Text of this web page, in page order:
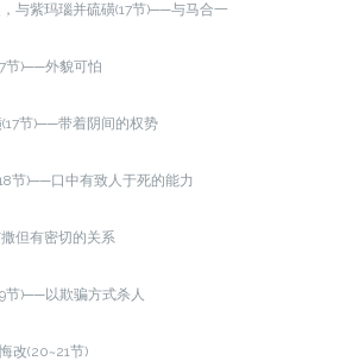
紫玛瑙并硫磺(17节)──与马合一
)──外貌可怕
节)──带着阴间的权势
)──口中有致人于死的能力
但有密切的关系
)──以欺骗方式杀人
改(20~21节)